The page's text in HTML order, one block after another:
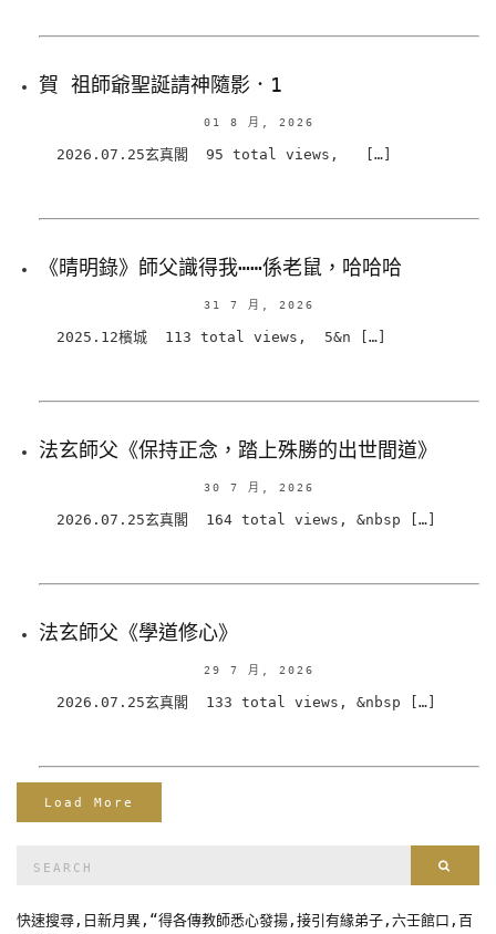
賀 祖師爺聖誕請神隨影．1
01 8 月, 2026
2026.07.25玄真閣 95 total views, […]
《晴明錄》師父識得我⋯⋯係老鼠，哈哈哈
31 7 月, 2026
2025.12檳城 113 total views, 5&n […]
法玄師父《保持正念，踏上殊勝的出世間道》
30 7 月, 2026
2026.07.25玄真閣 164 total views, &nbsp […]
法玄師父《學道修心》
29 7 月, 2026
2026.07.25玄真閣 133 total views, &nbsp […]
Load More
快速搜尋,日新月異,“得各傳教師悉心發揚,接引有緣弟子,六壬館口,百